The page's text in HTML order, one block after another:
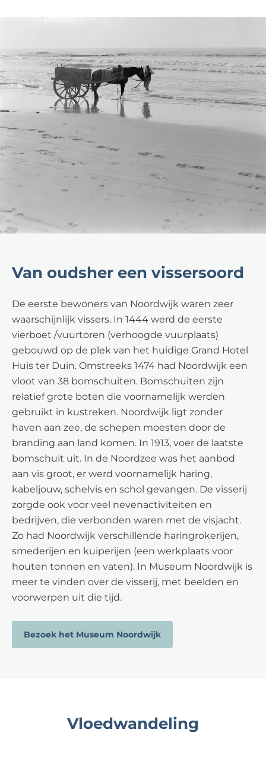
Van oudsher een vissersoord
De eerste bewoners van Noordwijk waren zeer
waarschijnlijk vissers. In 1444 werd de eerste
vierboet /vuurtoren (verhoogde vuurplaats)
gebouwd op de plek van het huidige Grand Hotel
Huis ter Duin. Omstreeks 1474 had Noordwijk een
vloot van 38 bomschuiten. Bomschuiten zijn
relatief grote boten die voornamelijk werden
gebruikt in kustreken. Noordwijk ligt zonder
haven aan zee, de schepen moesten door de
branding aan land komen. In 1913, voer de laatste
bomschuit uit. In de Noordzee was het aanbod
aan vis groot, er werd voornamelijk haring,
kabeljouw, schelvis en schol gevangen. De visserij
zorgde ook voor veel nevenactiviteiten en
bedrijven, die verbonden waren met de visjacht.
Zo had Noordwijk verschillende haringrokerijen,
smederijen en kuiperijen (een werkplaats voor
houten tonnen en vaten). In Museum Noordwijk is
meer te vinden over de visserij, met beelden en
voorwerpen uit die tijd.
Bezoek het Museum Noordwijk
Vloedwandeling